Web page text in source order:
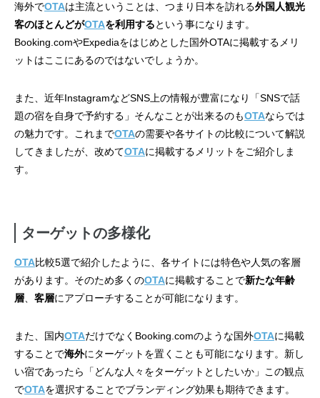
海外でOTAは主流ということは、つまり日本を訪れる外国人観光
客のほとんどがOTAを利用するという事になります。
Booking.comやExpediaをはじめとした国外OTAに掲載するメリ
ットはここにあるのではないでしょうか。
また、近年InstagramなどSNS上の情報が豊富になり「SNSで話
題の宿を自身で予約する」そんなことが出来るのもOTAならでは
の魅力です。これまでOTAの需要や各サイトの比較について解説
してきましたが、改めてOTAに掲載するメリットをご紹介しま
す。
ターゲットの多様化
OTA比較5選で紹介したように、各サイトには特色や人気の客層
があります。そのため多くのOTAに掲載することで新たな年齢
層
客層にアプローチすることが可能になります。
また、国内OTAだけでなくBooking.comのような国外OTAに掲載
することで海外にターゲットを置くことも可能になります。新し
い宿であったら「どんな人々をターゲットとしたいか」この観点
でOTAを選択することでブランディング効果も期待できます。